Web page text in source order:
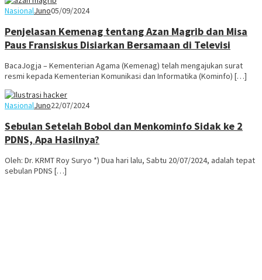
NasionalJuno05/09/2024
Penjelasan Kemenag tentang Azan Magrib dan Misa
Paus Fransiskus Disiarkan Bersamaan di Televisi
BacaJogja – Kementerian Agama (Kemenag) telah mengajukan surat
resmi kepada Kementerian Komunikasi dan Informatika (Kominfo) […]
NasionalJuno22/07/2024
Sebulan Setelah Bobol dan Menkominfo Sidak ke 2
PDNS, Apa Hasilnya?
Oleh: Dr. KRMT Roy Suryo *) Dua hari lalu, Sabtu 20/07/2024, adalah tepat
sebulan PDNS […]